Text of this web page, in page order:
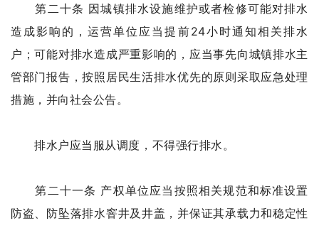
第二十条 因城镇排水设施维护或者检修可能对排水
造成影响的，运营单位应当提前24小时通知相关排水
户；可能对排水造成严重影响的，应当事先向城镇排水主
管部门报告，按照居民生活排水优先的原则采取应急处理
措施，并向社会公告。
排水户应当服从调度，不得强行排水。
第二十一条 产权单位应当按照相关规范和标准设置
防盗、防坠落排水窨井及井盖，并保证其承载力和稳定性